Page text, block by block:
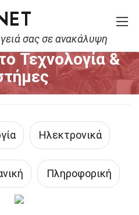
σας σε ανακάλυψη
& Επιστήμες
Τεχνολογία &
Ηλεκτρονικά
Πληροφορική